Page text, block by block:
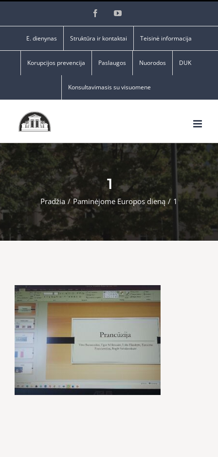
FacebookYouTube
E. dienynas Struktūra ir kontaktai Teisinė informacija
Korupcijos prevencija Paslaugos Nuorodos DUK
Konsultavimasis su visuomene
1
Pradžia / Paminėjome Europos dieną / 1